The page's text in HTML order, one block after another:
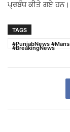
ਪ੍ਰਬੰਧ ਕੀਤੇ ਗਏ ਹਨ।
TAGS
#PunjabNews
#BreakingNews